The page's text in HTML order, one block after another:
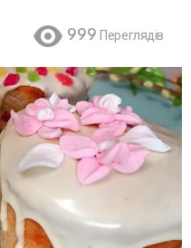
999 Переглядів